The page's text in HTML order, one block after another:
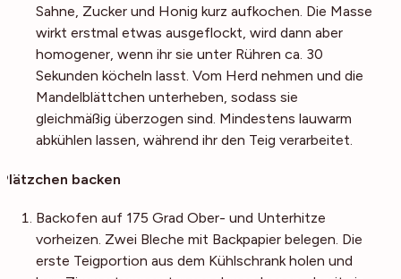
Sahne, Zucker und Honig kurz aufkochen. Die Masse
wirkt erstmal etwas ausgeflockt, wird dann aber
homogener, wenn ihr sie unter Rühren ca. 30
Sekunden köcheln lasst. Vom Herd nehmen und die
Mandelblättchen unterheben, sodass sie
gleichmäßig überzogen sind. Mindestens lauwarm
abkühlen lassen, während ihr den Teig verarbeitet.
Plätzchen backen
Backofen auf 175 Grad Ober- und Unterhitze
vorheizen. Zwei Bleche mit Backpapier belegen. Die
erste Teigportion aus dem Kühlschrank holen und